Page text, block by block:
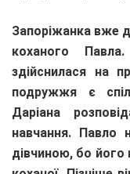
Запоріжанка вже
коханого
здійснилася на
подружжя є
Даріана
навчання. Павло
дівчиною, бо його